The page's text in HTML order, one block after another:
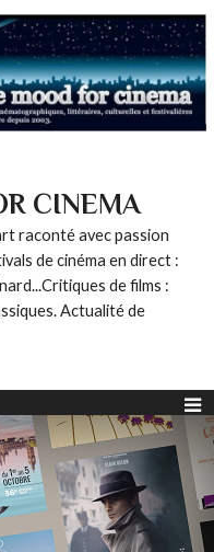
CINEMA
raconté avec passion
de cinéma en direct :
de films :
Actualité de